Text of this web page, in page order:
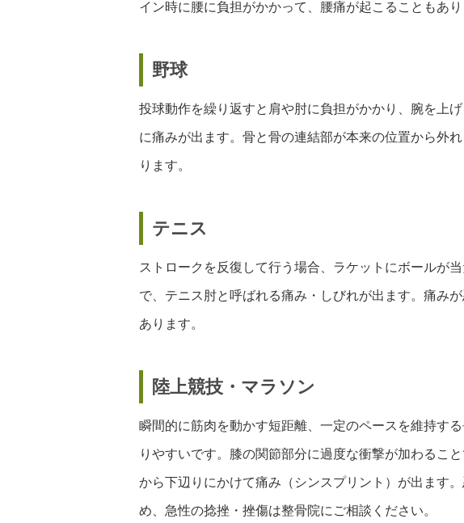
イン時に腰に負担がかかって、腰痛が起こることもあり
野球
投球動作を繰り返すと肩や肘に負担がかかり、腕を上
に痛みが出ます。骨と骨の連結部が本来の位置から外
ります。
テニス
ストロークを反復して行う場合、ラケットにボールが
で、テニス肘と呼ばれる痛み・しびれが出ます。痛み
あります。
陸上競技・マラソン
瞬間的に筋肉を動かす短距離、一定のペースを維持す
りやすいです。膝の関節部分に過度な衝撃が加わるこ
から下辺りにかけて痛み（シンスプリント）が出ます
め、急性の捻挫・挫傷は整骨院にご相談ください。